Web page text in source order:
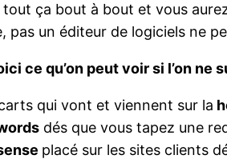
ça bout à bout et vous
pas un éditeur de logiciels ne
ce qu’on peut voir si l’on ne
qui vont et viennent sur la
dés que vous tapez une
placé sur les sites clients